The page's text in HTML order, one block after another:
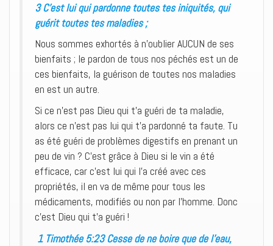
3 C’est lui qui pardonne toutes tes iniquités, qui
guérit toutes tes maladies ;
Nous sommes exhortés à n’oublier AUCUN de ses
bienfaits ; le pardon de tous nos péchés est un de
ces bienfaits, la guérison de toutes nos maladies
en est un autre.
Si ce n’est pas Dieu qui t’a guéri de ta maladie,
alors ce n’est pas lui qui t’a pardonné ta faute. Tu
as été guéri de problèmes digestifs en prenant un
peu de vin ? C’est grâce à Dieu si le vin a été
efficace, car c’est lui qui l’a créé avec ces
propriétés, il en va de même pour tous les
médicaments, modifiés ou non par l’homme. Donc
c’est Dieu qui t’a guéri !
1 Timothée 5:23 Cesse de ne boire que de l’eau,